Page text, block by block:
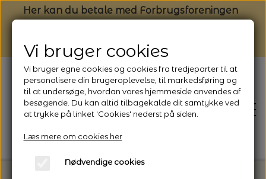
Her kan du betale med Forbrugsforeningen
Vi bruger cookies
Vi bruger egne cookies og cookies fra tredjeparter til at
personalisere din brugeroplevelse, til markedsføring og
til at undersøge, hvordan vores hjemmeside anvendes af
besøgende. Du kan altid tilbagekalde dit samtykke ved
at trykke på linket 'Cookies' nederst på siden.
Læs mere om cookies her
Nødvendige cookies